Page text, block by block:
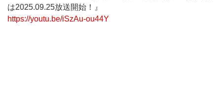
は2025.09.25放送開始！』
https://youtu.be/iSzAu-ou44Y